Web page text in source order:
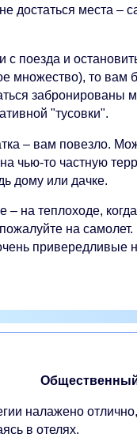
достаться места –
с поезда и
множество), то вам
забронированы
"тусовки".
– вам повезло.
на чью-то частную
дому или дачке.
– на теплоходе,
на
налажено
в отелях.